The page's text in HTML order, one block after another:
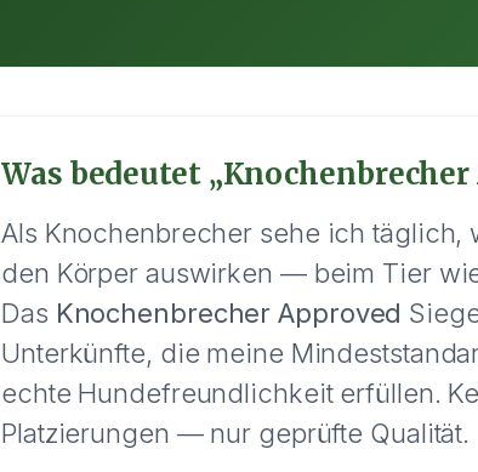
Was bedeutet „Knochenbrecher
Als Knochenbrecher sehe ich
den Körper auswirken — beim Tier
Das Knochenbrecher Approved
Unterkünfte, die meine
echte Hundefreundlichkeit erfüllen.
Platzierungen — nur geprüfte Qualität.